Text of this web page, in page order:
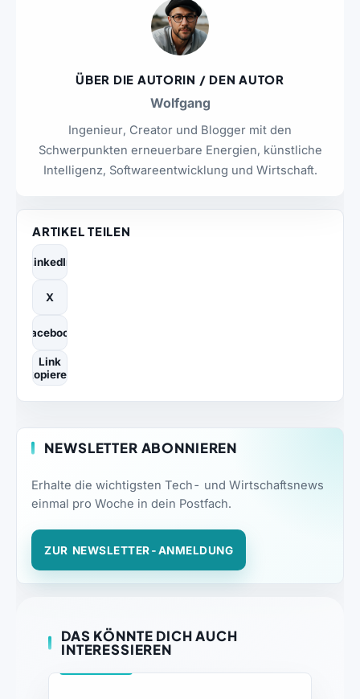
ÜBER DIE AUTORIN / DEN AUTOR
Wolfgang
Ingenieur, Creator und Blogger mit den
Schwerpunkten erneuerbare Energien, künstliche
Intelligenz, Softwareentwicklung und Wirtschaft.
ARTIKEL TEILEN
LinkedIn
X
Facebook
Link
kopieren
NEWSLETTER ABONNIEREN
Erhalte die wichtigsten Tech- und Wirtschaftsnews
einmal pro Woche in dein Postfach.
ZUR NEWSLETTER-ANMELDUNG
DAS KÖNNTE DICH AUCH
INTERESSIEREN